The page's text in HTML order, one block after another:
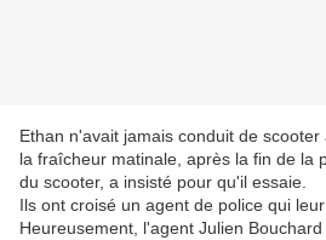
Ethan n'avait jamais conduit de
la fraîcheur matinale, après la fin de la
du scooter, a insisté pour qu'il essaie.
Ils ont croisé un agent de police qui
Heureusement, l'agent Julien